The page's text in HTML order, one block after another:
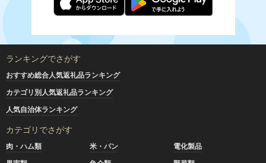
ランキングでさがす
おすすめ総合人気返礼品ランキング
カテゴリ別人気返礼品ランキング
人気自治体ランキング
カテゴリでさがす
肉・ハム類 米・パン
電化製品